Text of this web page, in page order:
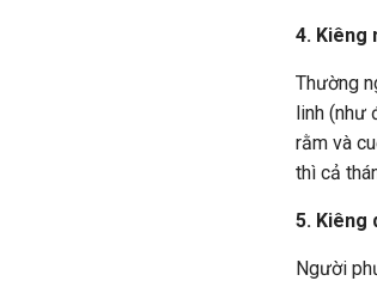
4. Kiêng
Thường
linh (như
rằm và
thì cả
5. Kiêng
Người